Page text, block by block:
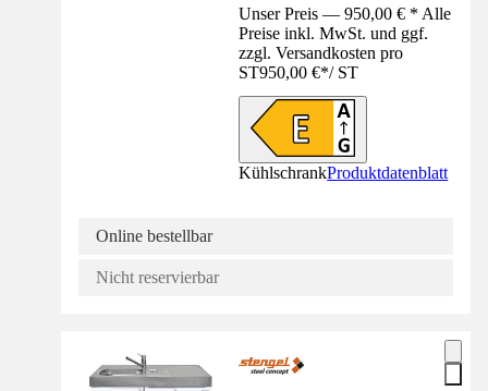
Unser Preis — 950,00 € * Alle
Preise inkl. MwSt. und ggf.
zzgl. Versandkosten pro
ST950,00 €*/ ST
KühlschrankProduktdatenblatt
Online bestellbar
Nicht reservierbar